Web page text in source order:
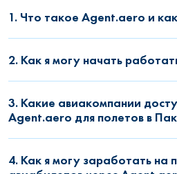
1. Что такое Agent.aero и
2. Как я могу начать
3. Какие авиакомпании
Agent.aero для полетов в
4. Как я могу заработать на